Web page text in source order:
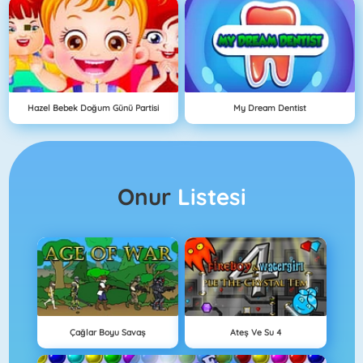
Hazel Bebek Doğum Günü Partisi My Dream Dentist
Onur Listesi
Çağlar Boyu Savaş Ateş Ve Su 4